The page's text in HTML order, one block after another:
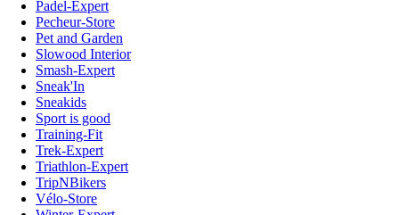
Padel-Expert
Pecheur-Store
Pet and Garden
Slowood Interior
Smash-Expert
Sneak'In
Sneakids
Sport is good
Training-Fit
Trek-Expert
Triathlon-Expert
TripNBikers
Vélo-Store